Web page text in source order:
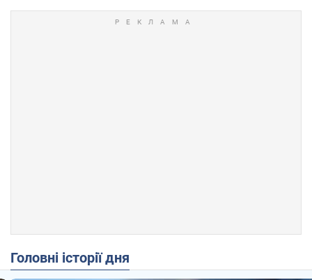
Головні історії дня